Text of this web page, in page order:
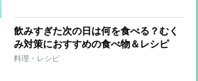
飲みすぎた次の日は何を食べる？むく
み対策におすすめの食べ物＆レシピ
料理・レシピ